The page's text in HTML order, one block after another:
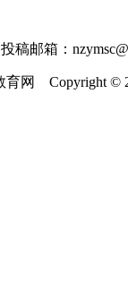
稿邮箱：
网 Copyright ©